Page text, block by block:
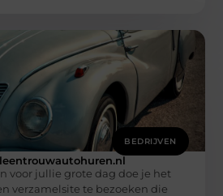
BEDRIJVEN
voor jullie grote dag doe je het
verzamelsite te bezoeken die